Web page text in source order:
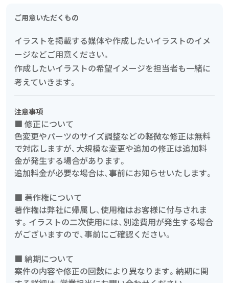
ご用意いただくもの
イラストを掲載する媒体や作成したいイラストのイメ
ージなどご用意ください。
作成したいイラストの希望イメージを担当者も一緒に
考えていきます。
注意事項
■ 修正について
色変更やパーツのサイズ調整などの軽微な修正は無料
で対応しますが、大規模な変更や追加の修正は追加料
金が発生する場合があります。
追加料金が必要な場合は、事前にお知らせいたします。
■ 著作権について
著作権は弊社に帰属し、使用権はお客様に付与されま
す。イラストの二次使用には、別途費用が発生する場合
がございますので、事前にご確認ください。
■ 納期について
案件の内容や修正の回数により異なります。納期に関